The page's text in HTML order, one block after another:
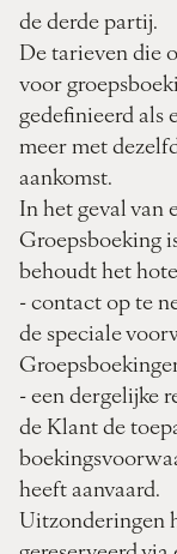
de derde partij.
De tarieven die
voor
gedefinieerd als
meer met
aankomst.
In het geval van
Groepsboeking
behoudt het
- contact op te
de speciale
- een dergelijke
de Klant de
heeft aanvaard.
Uitzonderingen